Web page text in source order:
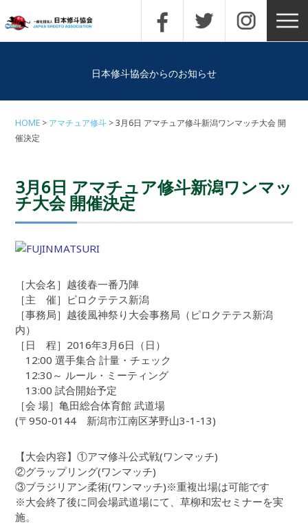
日本修斗協会からのお知らせ
HOME アマチュア修斗
3月6日 アマチュア修斗新潟ワンマッチ大会 開
催決定
3月6日 アマチュア修斗新潟ワンマッ
チ大会 開催決定
［大会名］越後春一番乃陣
［主 催］ピロクテテス新潟
［事務局］越後風神祭り大会事務局（ピロクテテス新潟
内）
［日 程］2016年3月6日（日）
12:00 選手集合 計量・チェック
12:30～ ルール・ミーティング
13:00 試合開始予定
［会 場］亀田総合体育館 武道場
(〒950-0144 新潟市江南区茅野山3-1-13)
【大会内容】①アマ修斗公式戦(ワンマッチ)
②グラップリング(ワンマッチ)
③ブラジリアン柔術(ワンマッチ)※重複出場は可能です
※大会終了後に同会場武道場にて、草柳和宏セミナーを実
施。